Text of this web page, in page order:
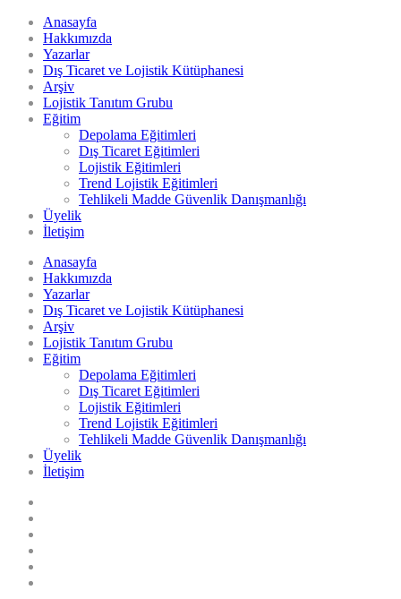
Anasayfa
Hakkımızda
Yazarlar
Dış Ticaret ve Lojistik Kütüphanesi
Arşiv
Lojistik Tanıtım Grubu
Eğitim
Depolama Eğitimleri
Dış Ticaret Eğitimleri
Lojistik Eğitimleri
Trend Lojistik Eğitimleri
Tehlikeli Madde Güvenlik Danışmanlığı
Üyelik
İletişim
Anasayfa
Hakkımızda
Yazarlar
Dış Ticaret ve Lojistik Kütüphanesi
Arşiv
Lojistik Tanıtım Grubu
Eğitim
Depolama Eğitimleri
Dış Ticaret Eğitimleri
Lojistik Eğitimleri
Trend Lojistik Eğitimleri
Tehlikeli Madde Güvenlik Danışmanlığı
Üyelik
İletişim